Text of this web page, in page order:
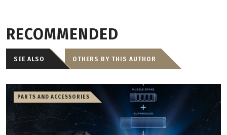
RECOMMENDED
SEE ALSO OTHERS BY THIS AUTHOR
PARTS AND ACCESSORIES